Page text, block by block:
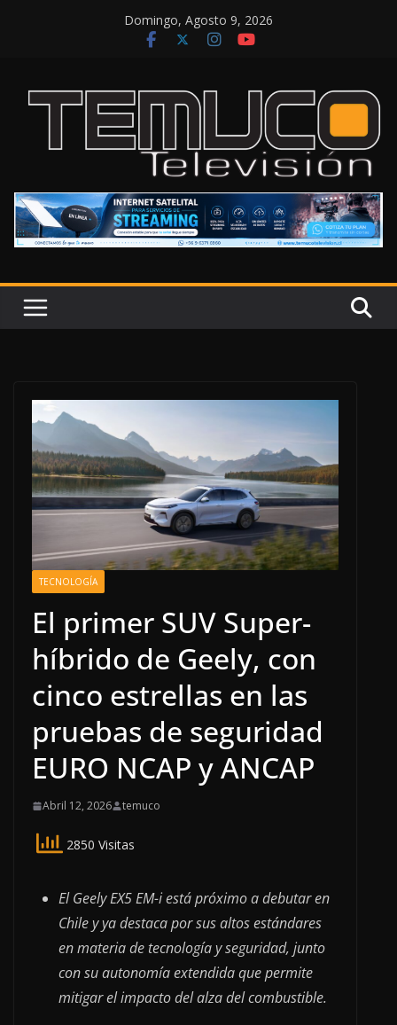
Domingo, Agosto 9, 2026
TECNOLOGÍA
El primer SUV Super-
híbrido de Geely, con
cinco estrellas en las
pruebas de seguridad
EURO NCAP y ANCAP
Abril 12, 2026 temuco
2850 Visitas
El Geely EX5 EM-i está próximo a debutar en
Chile y ya destaca por sus altos estándares
en materia de tecnología y seguridad, junto
con su autonomía extendida que permite
mitigar el impacto del alza del combustible.